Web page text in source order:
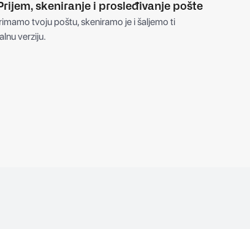
skeniranje i prosleđivanje pošte
tvoju poštu, skeniramo je i šaljemo ti
verziju.